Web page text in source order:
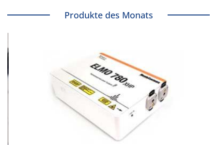
Produkte des Monats